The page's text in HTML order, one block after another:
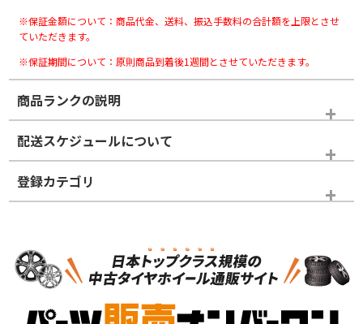
※保証金額について：商品代金、送料、振込手数料の合計額を上限とさせ
ていただきます。
※保証期間について：原則商品到着後1週間とさせていただきます。
商品ランクの説明
※商品ランクは出品者の主観により判断しておりますので、あら
かじめご了承ください。
ホイールランク
S
品）
S
新車外し品（新古
付き
配送スケジュールについて
登録カテゴリ
スタッドレスタイヤホイールセット